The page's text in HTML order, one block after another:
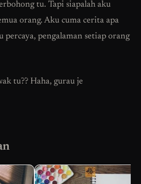
tu. Tapi siapalah aku
orang. Aku cuma cerita apa
percaya, pengalaman setiap orang
tu?? Haha, gurau je